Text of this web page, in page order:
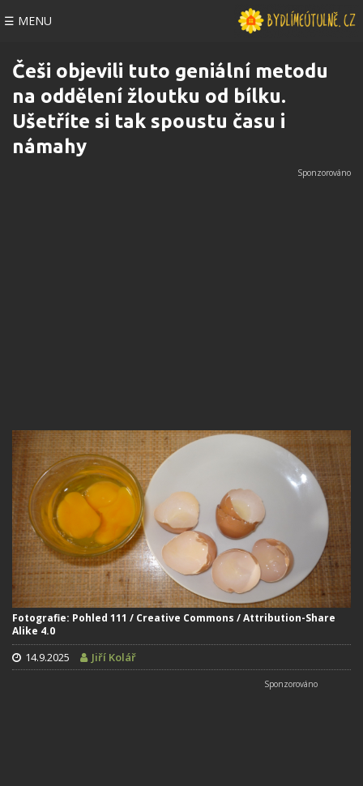
☰ MENU
Češi objevili tuto geniální metodu
na oddělení žloutku od bílku.
Ušetříte si tak spoustu času i
námahy
Fotografie: Pohled 111 / Creative Commons / Attribution-Share
Alike 4.0
14.9.2025 Jiří Kolář